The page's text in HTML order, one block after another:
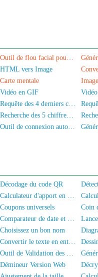
Outil de flou facial pour photos
HTML vers Image
Carte mentale
Vidéo en GIF
Requête des 4 derniers chiffres de la carte d'identité
Recherche des 5 chiffres du milieu d'un numéro de téléphone
Outil de connexion automatique universel
Décodage du code QR
Calculateur d'apport en nutriments
Coupons universels
Comparateur de date et d'heure
Choisissez un bon nom
Convertir le texte en entités HTML
Outil de Validation des Données JSON
Démineur Version Web